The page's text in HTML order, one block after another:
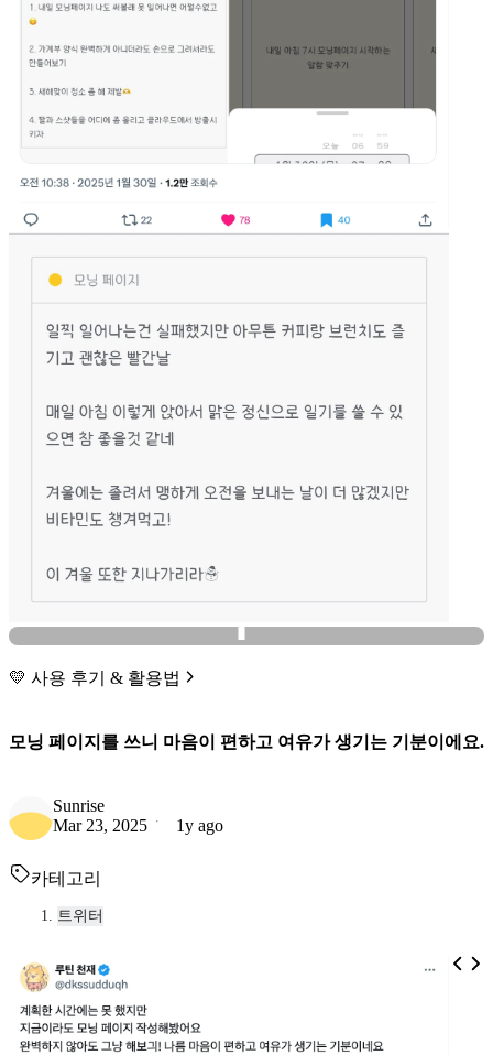
💛 사용 후기 & 활용법
모닝 페이지를 쓰니 마음이 편하고 여유가 생기는 기분이에요.
Sunrise
Mar 23, 2025
1y ago
카테고리
트위터